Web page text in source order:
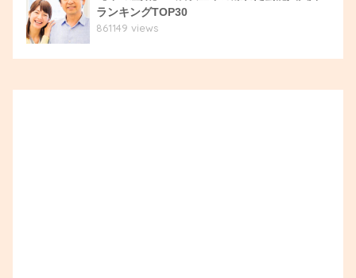
ランキングTOP30
861149 views